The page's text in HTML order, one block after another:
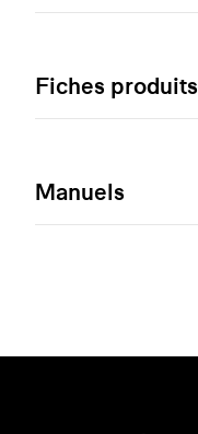
Fiches produits
Manuels